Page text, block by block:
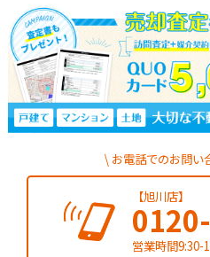
お電話でのお問い
【旭川店】
営業時間9:30-